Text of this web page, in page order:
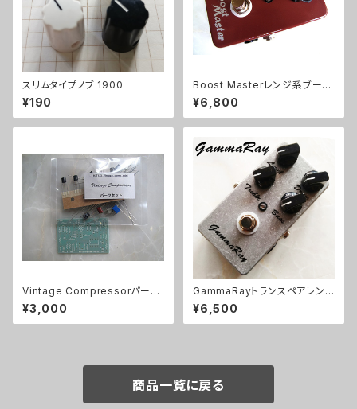
スリムタイプノブ 1900
¥190
Boost Masterレンジ系ブース
ターキット【BASIC KIT】
¥6,800
Vintage Compressorパーツ
セット
¥3,000
GammaRayトランスペアレント
系ODキット【BASIC KIT】
¥6,500
商品一覧に戻る